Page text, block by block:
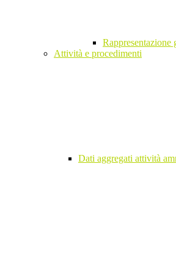
Rappresentazione
Attività e procedimenti
Dati aggregati attività